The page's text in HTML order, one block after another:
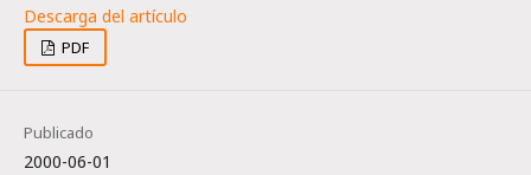
PDF
Publicado
2000-06-01